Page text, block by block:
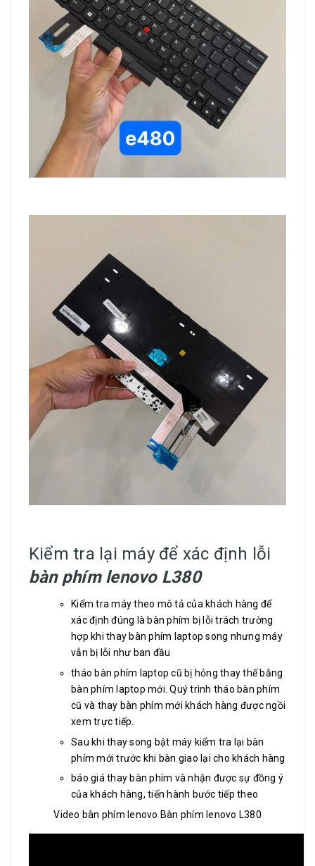
Kiểm tra lại máy để xác định lỗi
bàn phím lenovo L380
Kiểm tra máy theo mô tả của khách hàng để
xác định đúng là bàn phím bị lỗi trách trường
hợp khi thay bàn phím laptop song nhưng máy
vẫn bị lỗi như ban đầu
tháo bàn phím laptop cũ bị hỏng thay thế bằng
bàn phím laptop mới. Quý trình tháo bàn phím
cũ và thay bàn phím mới khách hàng được ngồi
xem trực tiếp.
Sau khi thay song bật máy kiểm tra lại bàn
phím mới trước khi bàn giao lại cho khách hàng
báo giá thay bàn phím và nhận được sự đồng ý
của khách hàng, tiến hành bước tiếp theo
Video bàn phím lenovo Bàn phím lenovo L380